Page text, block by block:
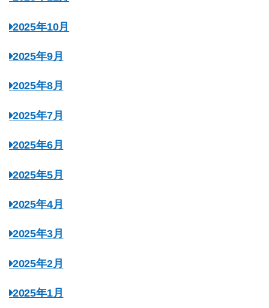
2025年10月
2025年9月
2025年8月
2025年7月
2025年6月
2025年5月
2025年4月
2025年3月
2025年2月
2025年1月